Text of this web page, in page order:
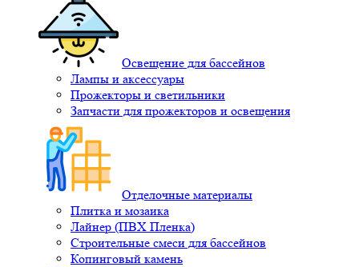
Освещение для бассейнов
Лампы и аксессуары
Прожекторы и светильники
Запчасти для прожекторов и освещения
Отделочные материалы
Плитка и мозаика
Лайнер (ПВХ Пленка)
Строительные смеси для бассейнов
Копинговый камень